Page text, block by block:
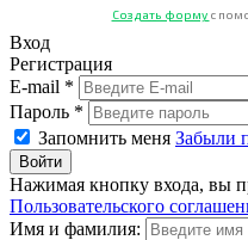
Создать форму с
Вход
Регистрация
E-mail *
Пароль *
Запомнить меня Забыли
Нажимая кнопку входа, вы
Пользовательского
Имя и фамилия: